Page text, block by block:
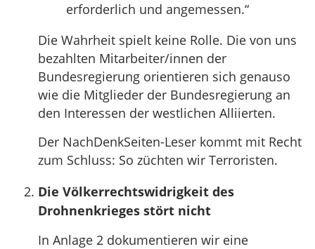
erforderlich und angemessen.“
Die Wahrheit spielt keine Rolle. Die von uns
bezahlten Mitarbeiter/innen der
Bundesregierung orientieren sich genauso
wie die Mitglieder der Bundesregierung an
den Interessen der westlichen Alliierten.
Der NachDenkSeiten-Leser kommt mit Recht
zum Schluss: So züchten wir Terroristen.
Die Völkerrechtswidrigkeit des
Drohnenkrieges stört nicht
In Anlage 2 dokumentieren wir eine